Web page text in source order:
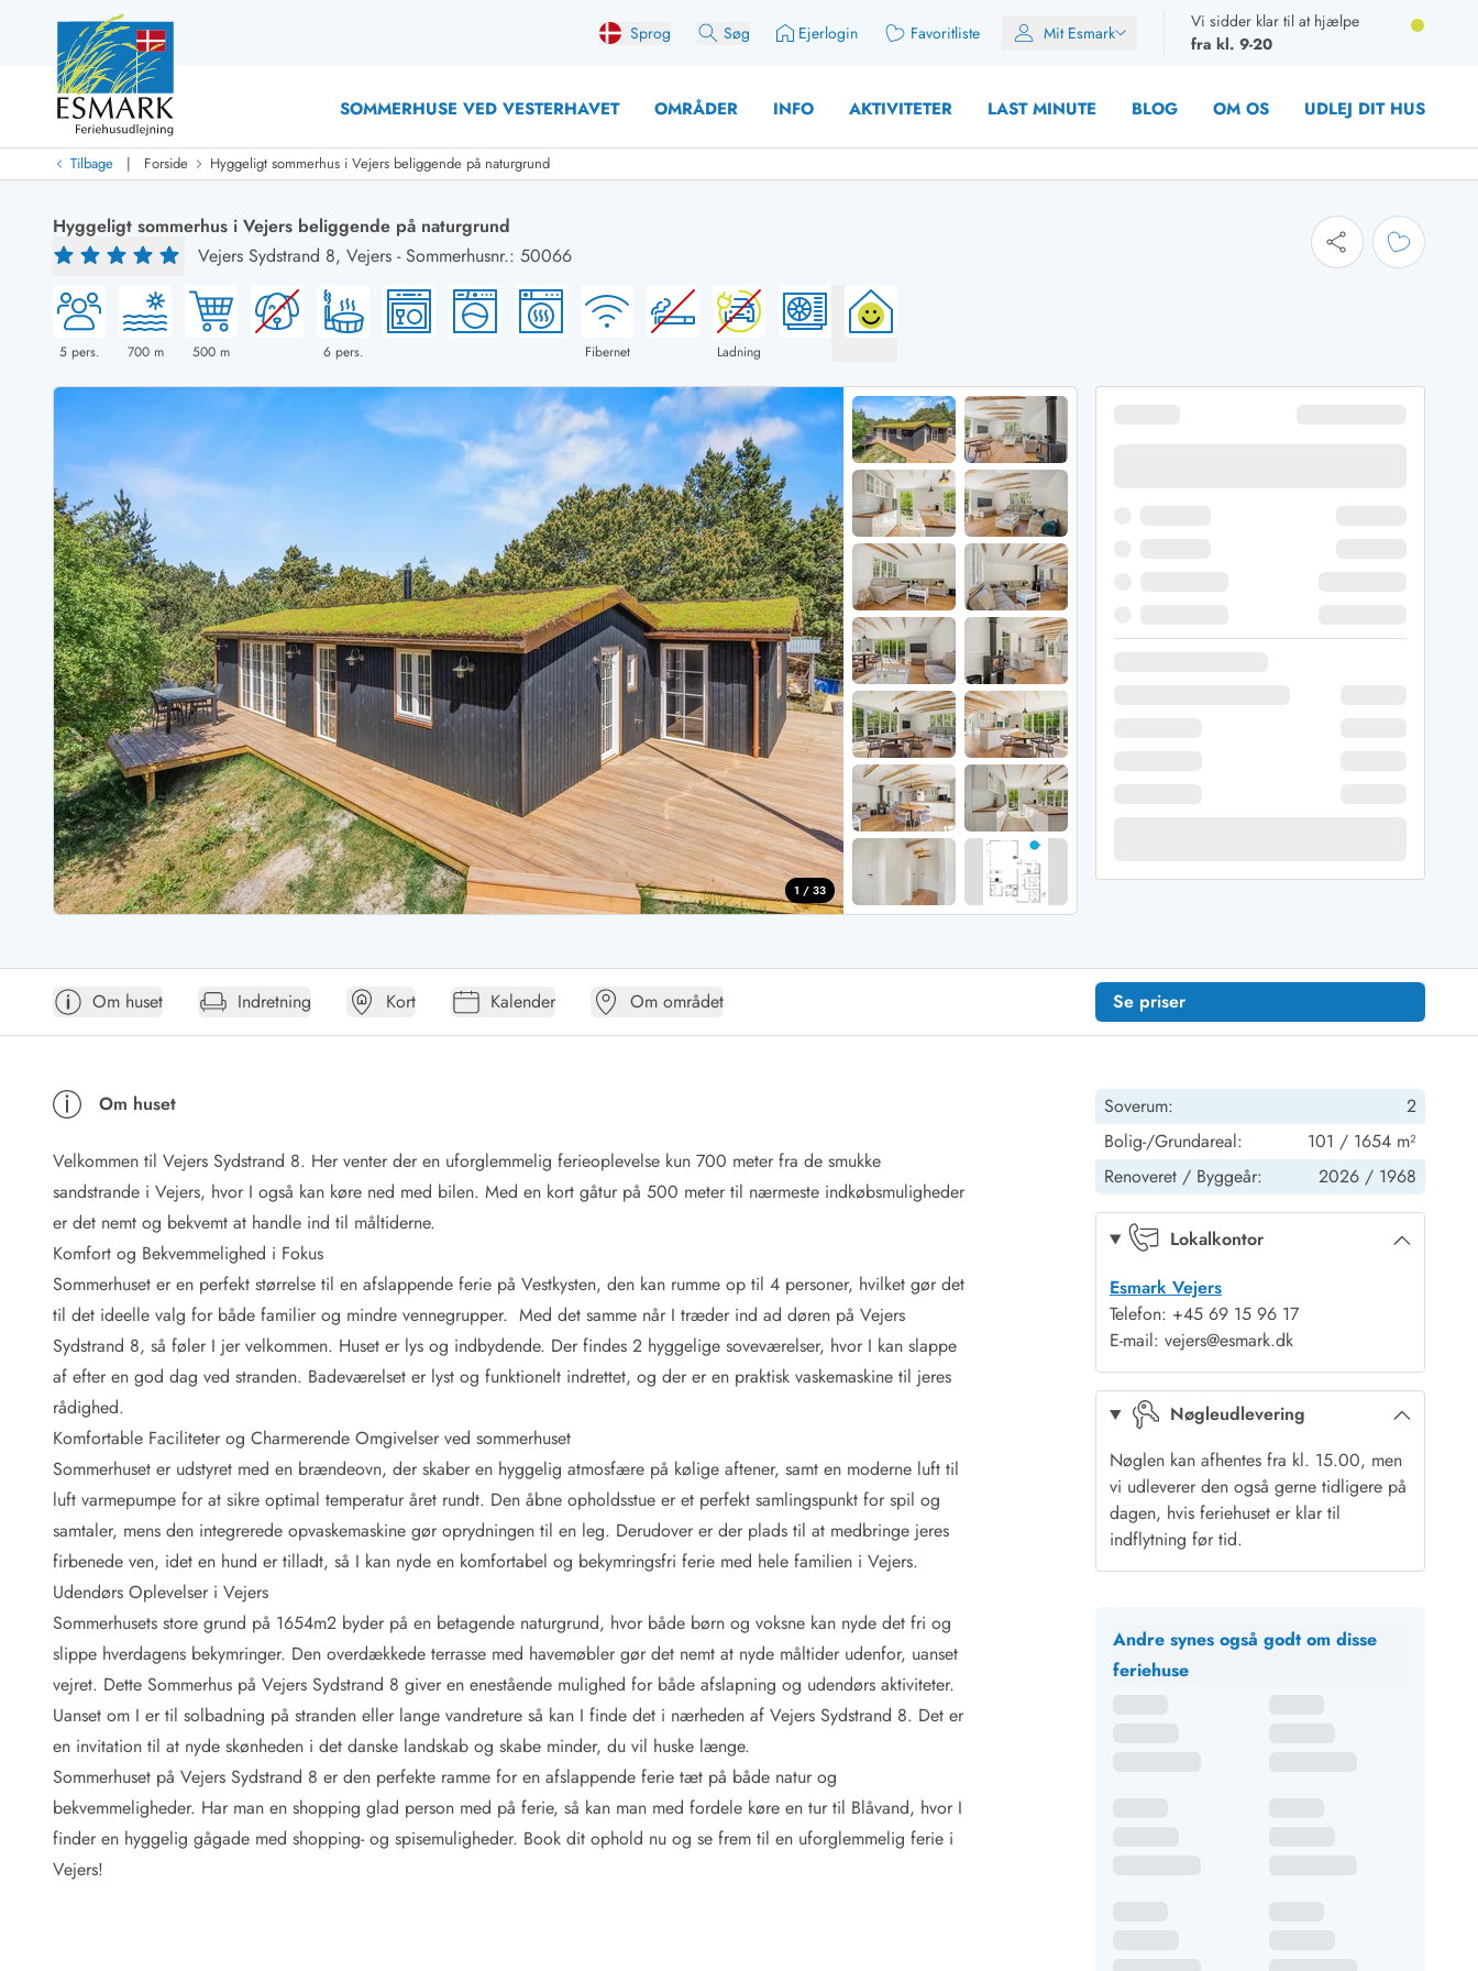
Sprog Søg Ejerlogin Favoritliste Mit Esmark
Vi sidder klar til at hjælpe
fra kl. 9-20
SOMMERHUSE VED VESTERHAVET OMRÅDER INFO AKTIVITETER LAST MINUTE BLOG OM OS UDLEJ DIT HUS
Last Minute
Last minute
Nyheder
Nyheder hos Esmark Med swimmingpoolSommerhuse med hund
Nyrenoverede sommerhuse
Sommerhuse med slutrengøring inklusive
Sommerhuse tæt ved vandet
Nybyggede sommerhuse
Sommerhuse med sauna
Røgfrie/ikke-ryger sommerhuse
Sommerhuse med udsigt
Sommerhuse med spa
Sommerhuse med fredagsskift
Sommerhuse med lørdagsskift
Sommerhuse med søndagsskift
Sommerhuse med plads til fangsten
Sommerhuse med aktivitetsrum
Feriehuse med brændeovn
Luksussommerhuse
Sommerhuse med ydersæsonrabat
Sommerhuse for 2 personer
Sommerhuse for 4 Personer
Sommerhuse for 6 Personer
Sommerhuse for 8 Personer
Sommerhuse for 10 personer
Sommerhuse for 12 Personer
Sommerhuse i påskeferien
Sommerhuse i sommerferien
Sommerhuse i efterårsferien
Sommerhuse i vinterferien
Sommerhuse i juleferien
Sommerhuse til nytår
Sommerhuse i BjerregårdSommerhuse i BlåvandSommerhuse i Hvide SandeSommerhuse i Søndervig
Sommerhuse i Årgab
Sommerhuse i Arrild
Sommerhuse i Bjerregård
Sommerhuse i Blåvand
Sommerhuse i Bork Havn
Sommerhuse i Fjand
Sommerhuse på Fanø
Sommerhuse i Grærup Strand
Sommerhuse i Haurvig
Sommerhuse i Henne Strand
Sommerhuse i Ho
Sommerhuse i Houstrup
Sommerhuse i Houvig
Sommerhus på Holmsland Klit
Sommerhuse på Holmsland
Sommerhuse i Hvide Sande
Sommerhuse i Jegum
Sommerhuse i Klegod
Sommerhuse i Lodbjerg Hede
Sommerhuse i Nr. Lyngvig
Sommerhuse på Rømø
Sommerhuse i Søndervig
Sommerhuse i Skodbjerge
Sommerhuse i Thorsminde
Sommerhuse i Vedersø Klit
Sommerhuse i Vejers Strand
Sommerhuse i Vester Husby
Esmark RejsecurityEsmark KidsVIPEsmark VIP partnerfordeleFordele hos os
Sommerhus ABC
Forbrugsafregning (Strøm, vand...)
Lån og lej
Rengøring
Gavekort
Book tidligt
Lejebetingelser
Vejret i Danmark
Sæsontider
Baderegler
Naturbeskyttelse
Webcam
Fotokonkurrence
Fordele hos os
Esmark Rejsecurity
Esmark KidsVIP
Esmark VIP: Fordele og rabataftaler
Prisgaranti
Ingen depositum
Gæsteanmeldelser
Gratis WiFi i ferieområdet
We love people!
Fritidsaktiviteter
Esmark VIP partnerfordele
Esmark KidsVIP
LEGOLAND® rabat
Ferie med børn
Tilbage | Forside Hyggeligt sommerhus i Vejers beliggende på naturgrund
Hyggeligt sommerhus i Vejers beliggende på naturgrund
Vejers Sydstrand 8, Vejers -Sommerhusnr.: 50066
5pers. 700m 500 m 6pers. Fibernet Ladning
1 / 33
Om huset Indretning Kort Kalender Om området Se priser
Om huset
Velkommen til Vejers Sydstrand 8. Her venter der en uforglemmelig ferieoplevelse kun 700 meter fra de smukke
sandstrande i Vejers, hvor I også kan køre ned med bilen. Med en kort gåtur på 500 meter til nærmeste indkøbsmuligheder
er det nemt og bekvemt at handle ind til måltiderne.
Komfort og Bekvemmelighed i Fokus
Sommerhuset er en perfekt størrelse til en afslappende ferie på Vestkysten, den kan rumme op til 4 personer, hvilket gør det
til det ideelle valg for både familier og mindre vennegrupper. Med det samme når I træder ind ad døren på Vejers
Sydstrand 8, så føler I jer velkommen. Huset er lys og indbydende. Der findes 2 hyggelige soveværelser, hvor I kan slappe
af efter en god dag ved stranden. Badeværelset er lyst og funktionelt indrettet, og der er en praktisk vaskemaskine til jeres
rådighed.
Komfortable Faciliteter og Charmerende Omgivelser ved sommerhuset
Sommerhuset er udstyret med en brændeovn, der skaber en hyggelig atmosfære på kølige aftener, samt en moderne luft til
luft varmepumpe for at sikre optimal temperatur året rundt. Den åbne opholdsstue er et perfekt samlingspunkt for spil og
samtaler, mens den integrerede opvaskemaskine gør oprydningen til en leg. Derudover er der plads til at medbringe jeres
firbenede ven, idet en hund er tilladt, så I kan nyde en komfortabel og bekymringsfri ferie med hele familien i Vejers.
Udendørs Oplevelser i Vejers
Sommerhusets store grund på 1654m2 byder på en betagende naturgrund, hvor både børn og voksne kan nyde det fri og
slippe hverdagens bekymringer. Den overdækkede terrasse med havemøbler gør det nemt at nyde måltider udenfor, uanset
vejret. Dette Sommerhus på Vejers Sydstrand 8 giver en enestående mulighed for både afslapning og udendørs aktiviteter.
Uanset om I er til solbadning på stranden eller lange vandreture så kan I finde det i nærheden af Vejers Sydstrand 8. Det er
en invitation til at nyde skønheden i det danske landskab og skabe minder, du vil huske længe.
Sommerhuset på Vejers Sydstrand 8 er den perfekte ramme for en afslappende ferie tæt på både natur og
bekvemmeligheder. Har man en shopping glad person med på ferie, så kan man med fordele køre en tur til Blåvand, hvor I
finder en hyggelig gågade med shopping- og spisemuligheder. Book dit ophold nu og se frem til en uforglemmelig ferie i
Vejers!
Soverum:
2
Bolig-/Grundareal:
101 / 1654 m²
Renoveret / Byggeår: 2026 / 1968
Lokalkontor
Esmark Vejers
Telefon: +45 69 15 96 17
E-mail: vejers@esmark.dk
Nøgleudlevering
Nøglen kan afhentes fra kl. 15.00, men
vi udleverer den også gerne tidligere på
dagen, hvis feriehuset er klar til
indflytning før tid.
Andre synes også godt om disse
feriehuse